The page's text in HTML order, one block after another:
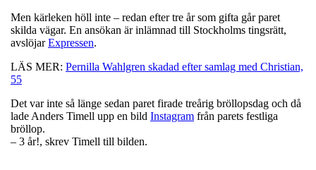
Men kärleken höll inte – redan efter tre år som gifta går paret
skilda vägar. En ansökan är inlämnad till Stockholms tingsrätt,
avslöjarExpressen.
LÄS MER: Pernilla Wahlgren skadad efter samlag med Christian,
55
Det var inte så länge sedan paret firade treårig bröllopsdag och då
lade Anders Timell upp en bild Instagram från parets festliga
bröllop.
– 3 år!, skrev Timell till bilden.